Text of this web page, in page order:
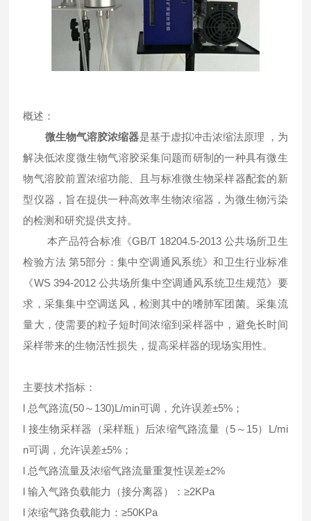
概述：
微生物气溶胶浓缩器是基于虚拟冲击浓缩法原理 ，为
解决低浓度微生物气溶胶采集问题而研制的一种具有微生
物气溶胶前置浓缩功能、且与标准微生物采样器配套的新
型仪器，旨在提供一种高效率生物浓缩器，为微生物污染
的检测和研究提供支持。
本产品符合标准《GB/T 18204.5-2013 公共场所卫生
检验方法 第5部分：集中空调通风系统》和卫生行业标准
《WS 394-2012 公共场所集中空调通风系统卫生规范》要
求，采集集中空调送风，检测其中的嗜肺军团菌。采集流
量大，使需要的粒子短时间浓缩到采样器中，避免长时间
采样带来的生物活性损失，提高采样器的现场实用性。
主要技术指标：
l 总气路流(50～130)L/min可调，允许误差±5%；
l 接生物采样器（采样瓶）后浓缩气路流量（5～15）L/mi
n可调，允许误差±5%；
l 总气路流量及浓缩气路流量重复性误差±2%
l 输入气路负载能力（接分离器）：≥2KPa
l 浓缩气路负载能力：≥50KPa